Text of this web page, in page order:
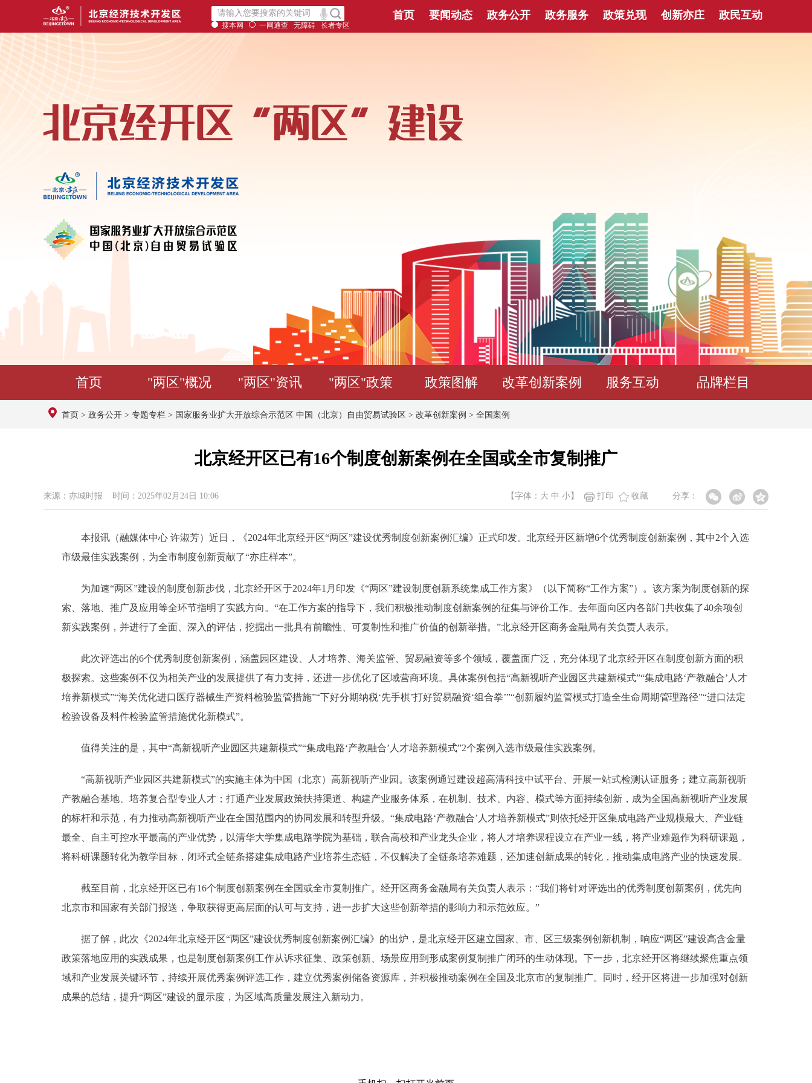
搜本网 一网通查 无障碍 长者专区
首页 要闻动态 政务公开 政务服务 政策兑现 创新亦庄 政民互动
首页 "两区"概况 "两区"资讯 "两区"政策 政策图解 改革创新案例 服务互动 品牌栏目
首页 > 政务公开 > 专题专栏 > 国家服务业扩大开放综合示范区 中国（北京）自由贸易试验区 > 改革创新案例 > 全国案例
北京经开区已有16个制度创新案例在全国或全市复制推广
来源：亦城时报 时间：2025年02月24日 10:06 分享：
【字体： 大 中 小 】 打印 收藏
本报讯（融媒体中心 许淑芳）近日，《2024年北京经开区“两区”建设优秀制度创新案例汇编》正式印发。北京经开区新增6个优秀制度创新案例，其中2个入选
市级最佳实践案例，为全市制度创新贡献了“亦庄样本”。
为加速“两区”建设的制度创新步伐，北京经开区于2024年1月印发《“两区”建设制度创新系统集成工作方案》（以下简称“工作方案”）。该方案为制度创新的探
索、落地、推广及应用等全环节指明了实践方向。“在工作方案的指导下，我们积极推动制度创新案例的征集与评价工作。去年面向区内各部门共收集了40余项创
新实践案例，并进行了全面、深入的评估，挖掘出一批具有前瞻性、可复制性和推广价值的创新举措。”北京经开区商务金融局有关负责人表示。
此次评选出的6个优秀制度创新案例，涵盖园区建设、人才培养、海关监管、贸易融资等多个领域，覆盖面广泛，充分体现了北京经开区在制度创新方面的积
极探索。这些案例不仅为相关产业的发展提供了有力支持，还进一步优化了区域营商环境。具体案例包括“高新视听产业园区共建新模式”“集成电路‘产教融合’人才
培养新模式”“海关优化进口医疗器械生产资料检验监管措施”“下好分期纳税‘先手棋’打好贸易融资‘组合拳’”“创新履约监管模式打造全生命周期管理路径”“进口法定
检验设备及料件检验监管措施优化新模式”。
值得关注的是，其中“高新视听产业园区共建新模式”“集成电路‘产教融合’人才培养新模式”2个案例入选市级最佳实践案例。
“高新视听产业园区共建新模式”的实施主体为中国（北京）高新视听产业园。该案例通过建设超高清科技中试平台、开展一站式检测认证服务；建立高新视听
产教融合基地、培养复合型专业人才；打通产业发展政策扶持渠道、构建产业服务体系，在机制、技术、内容、模式等方面持续创新，成为全国高新视听产业发展
的标杆和示范，有力推动高新视听产业在全国范围内的协同发展和转型升级。“集成电路‘产教融合’人才培养新模式”则依托经开区集成电路产业规模最大、产业链
最全、自主可控水平最高的产业优势，以清华大学集成电路学院为基础，联合高校和产业龙头企业，将人才培养课程设立在产业一线，将产业难题作为科研课题，
将科研课题转化为教学目标，闭环式全链条搭建集成电路产业培养生态链，不仅解决了全链条培养难题，还加速创新成果的转化，推动集成电路产业的快速发展。
截至目前，北京经开区已有16个制度创新案例在全国或全市复制推广。经开区商务金融局有关负责人表示：“我们将针对评选出的优秀制度创新案例，优先向
北京市和国家有关部门报送，争取获得更高层面的认可与支持，进一步扩大这些创新举措的影响力和示范效应。”
据了解，此次《2024年北京经开区“两区”建设优秀制度创新案例汇编》的出炉，是北京经开区建立国家、市、区三级案例创新机制，响应“两区”建设高含金量
政策落地应用的实践成果，也是制度创新案例工作从诉求征集、政策创新、场景应用到形成案例复制推广闭环的生动体现。下一步，北京经开区将继续聚焦重点领
域和产业发展关键环节，持续开展优秀案例评选工作，建立优秀案例储备资源库，并积极推动案例在全国及北京市的复制推广。同时，经开区将进一步加强对创新
成果的总结，提升“两区”建设的显示度，为区域高质量发展注入新动力。